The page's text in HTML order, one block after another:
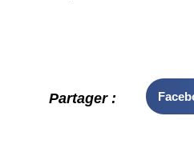
Partager :